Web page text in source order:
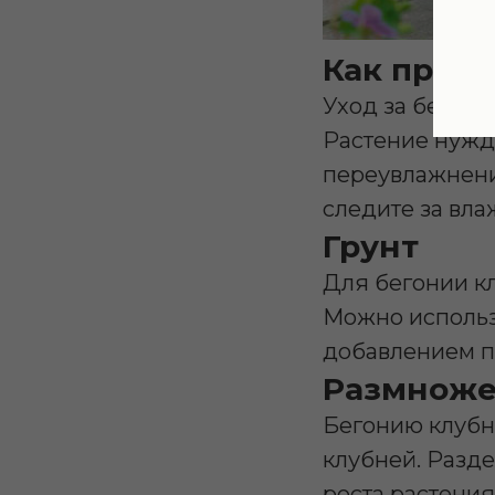
Как
Уход за
Растение
следите за
Грунт
Для бегонии
Можно
добавлением
Бегонию
клубней.